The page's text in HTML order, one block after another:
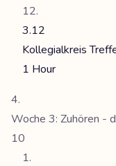
3.12
Kollegialkreis
1 Hour
Woche 3: Zuhören -
10